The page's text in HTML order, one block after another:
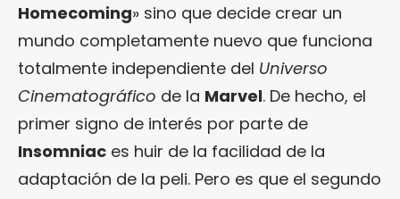
Homecoming» sino que decide crear un
mundo completamente nuevo que funciona
totalmente independiente del Universo
Cinematográfico de la Marvel. De hecho, el
primer signo de interés por parte de
Insomniac es huir de la facilidad de la
adaptación de la peli. Pero es que el segundo